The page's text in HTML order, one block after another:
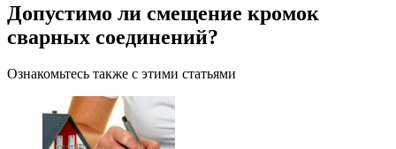
Допустимо ли смещение кромок
сварных соединений?
Ознакомьтесь также с этими статьями